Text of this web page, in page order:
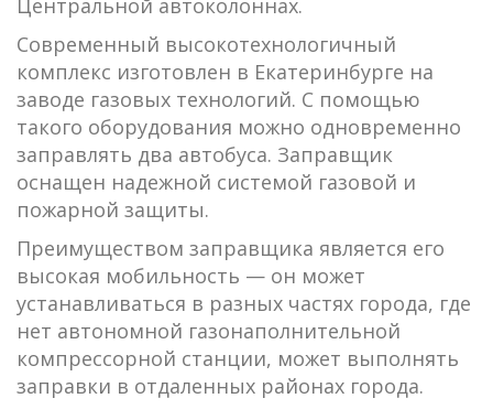
Современный высокотехнологичный
комплекс изготовлен в Екатеринбурге на
заводе газовых технологий. С помощью
такого оборудования можно одновременно
заправлять два автобуса. Заправщик
оснащен надежной системой газовой и
пожарной защиты.
Преимуществом заправщика является его
высокая мобильность — он может
устанавливаться в разных частях города, где
нет автономной газонаполнительной
компрессорной станции, может выполнять
заправки в отдаленных районах города.